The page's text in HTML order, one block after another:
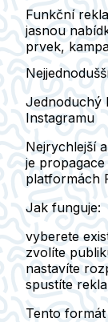
Funkční
jasnou
prvek,
Jednoduchý
Instagramu
Nejrychlejší
je
platformách
Jak funguje:
vyberete
zvolíte
nastavíte
spustíte
Tento